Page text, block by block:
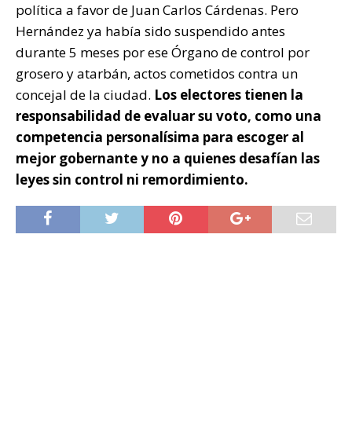
política a favor de Juan Carlos Cárdenas. Pero
Hernández ya había sido suspendido antes
durante 5 meses por ese Órgano de control por
grosero y atarbán, actos cometidos contra un
concejal de la ciudad. Los electores tienen la
responsabilidad de evaluar su voto, como una
competencia personalísima para escoger al
mejor gobernante y no a quienes desafían las
leyes sin control ni remordimiento.